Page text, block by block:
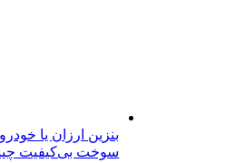
بنزین ارزان یا
سوخت بی‌کیفیت